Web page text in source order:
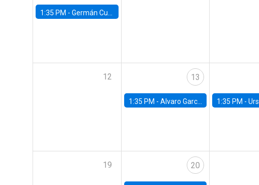
1:35 PM - Germán Cubas, University of Houston
12 13
1:35 PM - Alvaro Garcia-Marin, Universidad de Los Andes 1:35 PM -Ursula Mello,
19 20